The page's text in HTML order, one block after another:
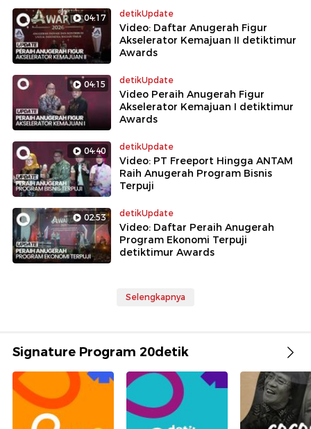
04:17 detikUpdate
Video: Daftar Anugerah Figur
Akselerator Kemajuan II detiktimur
Awards
04:15 detikUpdate
Video Peraih Anugerah Figur
Akselerator Kemajuan I detiktimur
Awards
04:40 detikUpdate
Video: PT Freeport Hingga ANTAM
Raih Anugerah Program Bisnis
Terpuji
02:53 detikUpdate
Video: Daftar Peraih Anugerah
Program Ekonomi Terpuji
detiktimur Awards
Selengkapnya
Signature Program 20detik